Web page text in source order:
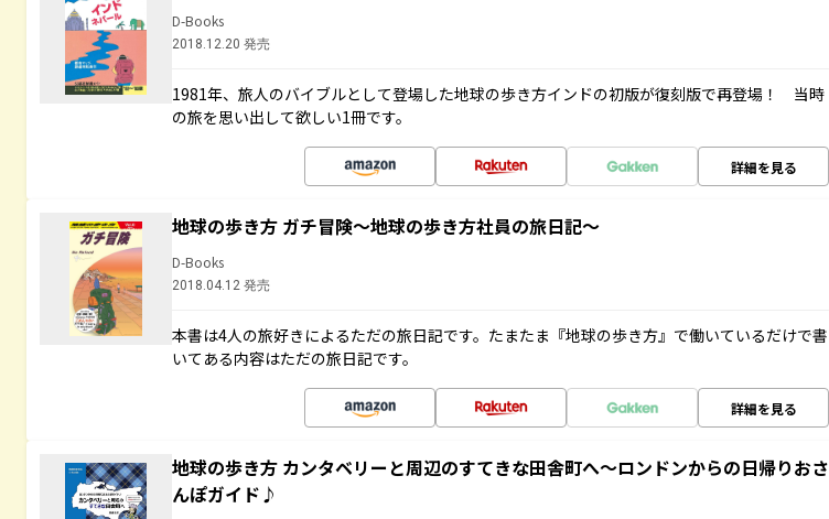
D-Books
2018.12.20 発売
1981年、旅人のバイブルとして登場した地球の歩き方インドの初版が復刻版で再登場！ 当時
の旅を思い出して欲しい1冊です。
詳細を見る
地球の歩き方 ガチ冒険～地球の歩き方社員の旅日記～
D-Books
2018.04.12 発売
本書は4人の旅好きによるただの旅日記です。たまたま『地球の歩き方』で働いているだけで書
いてある内容はただの旅日記です。
詳細を見る
地球の歩き方 カンタベリーと周辺のすてきな田舎町へ～ロンドンからの日帰りおさ
んぽガイド♪